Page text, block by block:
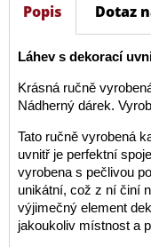
Popis Dotaz
Láhev s dekorací
Krásná ručně
Nádherný dárek.
Tato ručně vyrobená
uvnitř je perfektní
vyrobena s pečlivou
unikátní, což z ní činí
výjimečný element
jakoukoliv místnost a